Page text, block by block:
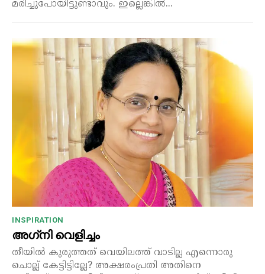
മരിച്ചുപോയിട്ടുണ്ടാവും. ഇല്ലെങ്കിൽ...
INSPIRATION
അഗ്‌നി വെളിച്ചം
തീയിൽ കുരുത്തത് വെയിലത്ത് വാടില്ല എന്നൊരു
ചൊല്ല് കേട്ടിട്ടില്ലേ? അക്ഷരംപ്രതി അതിനെ